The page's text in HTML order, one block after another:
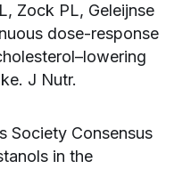
Zock PL, Geleijnse
dose-response
J Nutr.
Society Consensus
in the